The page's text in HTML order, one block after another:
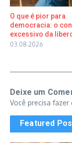
O que é pior para
democracia: o
excessivo da
03.08.2026
Deixe um
Você precisa fazer
Featured